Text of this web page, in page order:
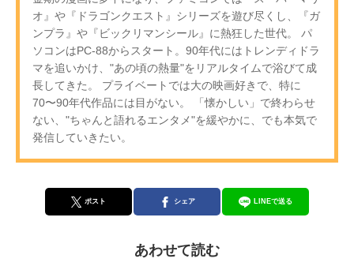
オ』や『ドラゴンクエスト』シリーズを遊び尽くし、『ガ
ンプラ』や『ビックリマンシール』に熱狂した世代。 パ
ソコンはPC-88からスタート。90年代にはトレンディドラ
マを追いかけ、"あの頃の熱量"をリアルタイムで浴びて成
長してきた。 プライベートでは大の映画好きで、特に
70〜90年代作品には目がない。 「懐かしい」で終わらせ
ない、"ちゃんと語れるエンタメ"を緩やかに、でも本気で
発信していきたい。
ポスト シェア LINEで送る
あわせて読む